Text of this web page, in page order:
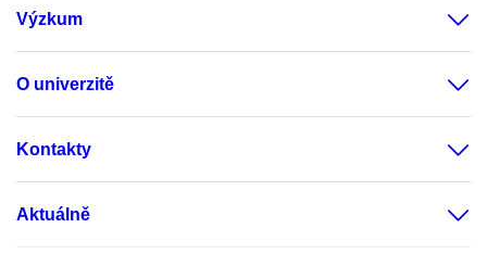
Výzkum
O univerzitě
Kontakty
Aktuálně